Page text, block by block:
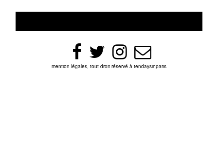
mention légales, tout droit réservé à tendaysinparis